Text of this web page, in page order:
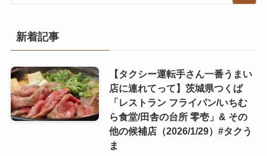
新着記事
【タクシー運転手さん一番うまい
店に連れてって】茨城県つくば
「レストラン フライパン/いちむ
ら食堂/田舎の台所 零壱」& その
他の候補店（2026/1/29）#タクう
ま